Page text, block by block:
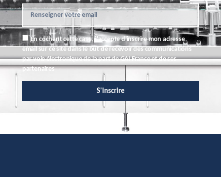
En cochant cette case, j'accepte d'inscrire mon adresse
email sur ce site dans le but de recevoir des communications
par voie électronique de la part de GAI France et de ses
partenaires
S'inscrire